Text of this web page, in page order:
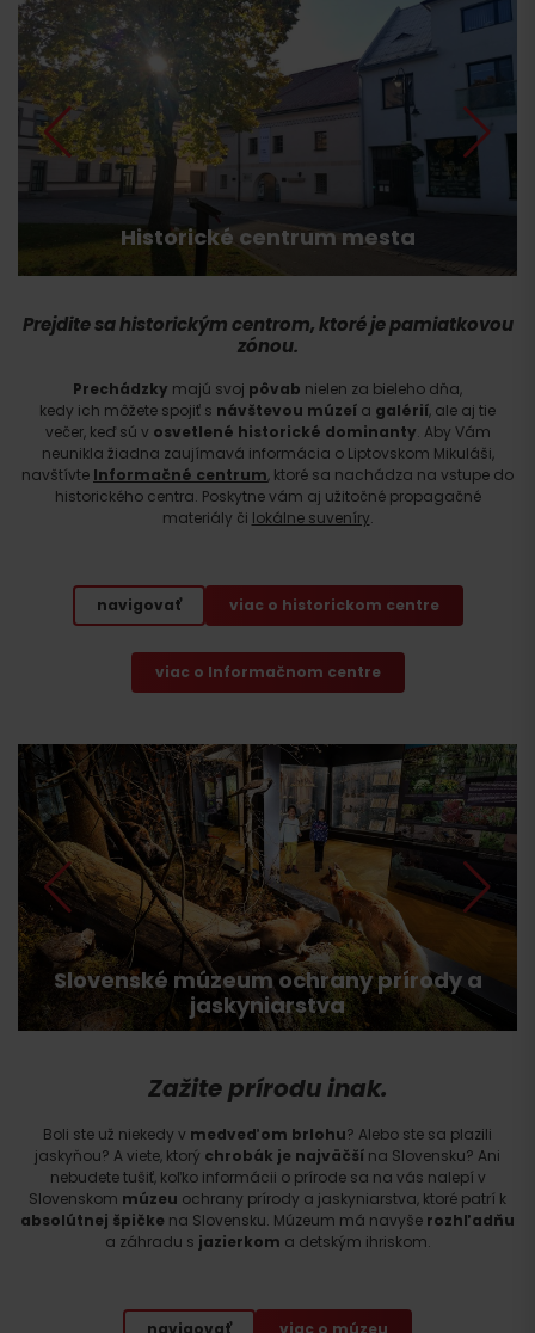
Historické centrum mesta
Prejdite sahistorickým centrom, ktoré je pamiatkovou
zónou.
Prechádzky majú svoj pôvab nielen za bieleho dňa,
kedy ich môžete spojiť s návštevou múzeí a galérií, ale aj tie
večer, keď sú v osvetlené historické dominanty. Aby Vám
neunikla žiadna zaujímavá informácia o Liptovskom Mikuláši,
navštívte Informačné centrum, ktoré sa nachádza na vstupe do
historického centra. Poskytne vám aj užitočné propagačné
materiály či lokálne suveníry.
navigovať viac o historickom centre
viac o Informačnom centre
Slovenské múzeum ochrany prírody a
jaskyniarstva
Zažite prírodu inak.
Boli ste už niekedy v medveďom brlohu? Alebo ste sa plazili
jaskyňou? A viete, ktorý chrobák je najväčší na Slovensku? Ani
nebudete tušiť, koľko informácii o prírode sa na vás nalepí v
Slovenskom múzeu ochrany prírody a jaskyniarstva, ktoré patrí k
absolútnej špičke na Slovensku. Múzeum má navyše rozhľadňu
a záhradu s jazierkom a detským ihriskom.
navigovať viac o múzeu